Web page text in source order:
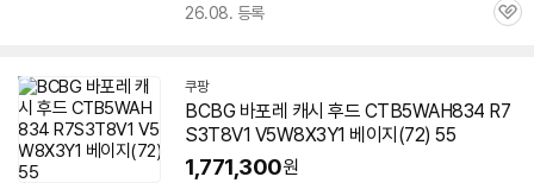
26.08. 등록
관
쿠팡
BCBG 바포레 캐시 후드 CTB5WAH834 R7
S3T8V1 V5W8X3Y1 베이지(72) 55
1,771,300원